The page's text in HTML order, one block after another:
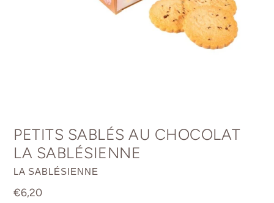
PETITS SABLÉS AU CHOCOLAT
LA SABLÉSIENNE
DISTRIBUTEUR
LA SABLÉSIENNE
Prix
€6,20